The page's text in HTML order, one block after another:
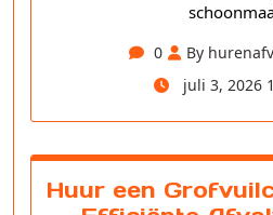
0
By
juli 3, 2026
Huur een